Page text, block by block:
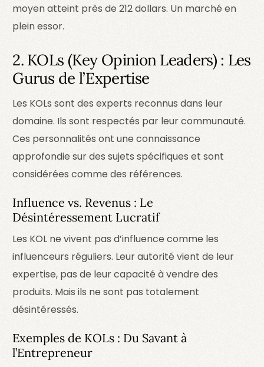
moyen atteint près de 212 dollars. Un marché en
plein essor.
2. KOLs (Key Opinion Leaders) : Les
Gurus de l’Expertise
Les KOLs sont des experts reconnus dans leur
domaine. Ils sont respectés par leur communauté.
Ces personnalités ont une connaissance
approfondie sur des sujets spécifiques et sont
considérées comme des références.
Influence vs. Revenus : Le
Désintéressement Lucratif
Les KOL ne vivent pas d’influence comme les
influenceurs réguliers. Leur autorité vient de leur
expertise, pas de leur capacité à vendre des
produits. Mais ils ne sont pas totalement
désintéressés.
Exemples de KOLs : Du Savant à
l’Entrepreneur